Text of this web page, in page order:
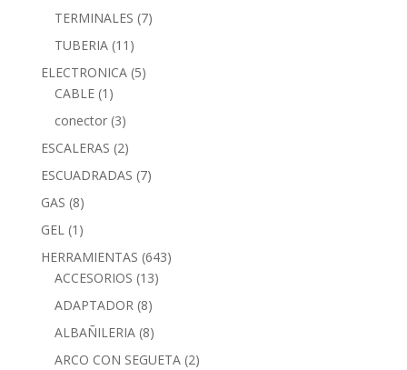
TERMINALES (7)
TUBERIA (11)
ELECTRONICA (5)
CABLE (1)
conector (3)
ESCALERAS (2)
ESCUADRADAS (7)
GAS (8)
GEL (1)
HERRAMIENTAS (643)
ACCESORIOS (13)
ADAPTADOR (8)
ALBAÑILERIA (8)
ARCO CON SEGUETA (2)